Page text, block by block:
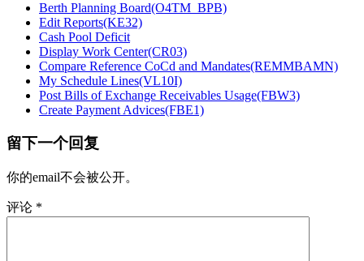
Berth Planning Board(O4TM_BPB)
Edit Reports(KE32)
Cash Pool Deficit
Display Work Center(CR03)
Compare Reference CoCd and Mandates(REMMBAMN)
My Schedule Lines(VL10I)
Post Bills of Exchange Receivables Usage(FBW3)
Create Payment Advices(FBE1)
留下一个回复
你的email不会被公开。
评论 *